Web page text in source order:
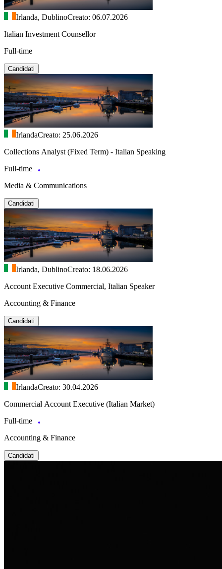
Irlanda, DublinoCreato: 06.07.2026
Italian Investment Counsellor
Full-time
Candidati
IrlandaCreato: 25.06.2026
Collections Analyst (Fixed Term) - Italian Speaking
Full-time
Media & Communications
Candidati
Irlanda, DublinoCreato: 18.06.2026
Account Executive Commercial, Italian Speaker
Accounting & Finance
Candidati
IrlandaCreato: 30.04.2026
Commercial Account Executive (Italian Market)
Full-time
Accounting & Finance
Candidati